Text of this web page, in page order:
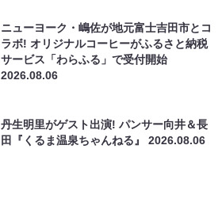
ニューヨーク・嶋佐が地元富士吉田市とコ
ラボ! オリジナルコーヒーがふるさと納税
サービス「わらふる」で受付開始
2026.08.06
丹生明里がゲスト出演! パンサー向井＆長
田『くるま温泉ちゃんねる』2026.08.06